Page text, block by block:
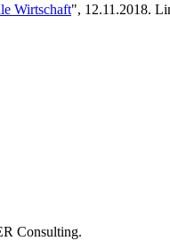
Wirtschaft", 12.11.2018.
Consulting.